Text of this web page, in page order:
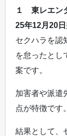
１ 東レエン
25年12月20日
セクハラを認
を怠ったとし
案です。
加害者や派遣
点が特徴です。
結果として、